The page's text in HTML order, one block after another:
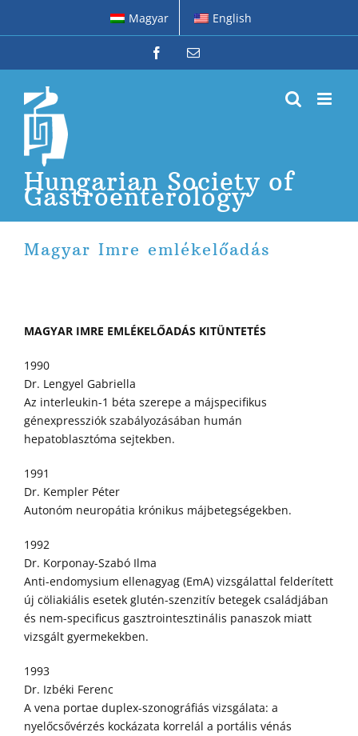
Magyar English
FacebookEmail
Hungarian Society of
Gastroenterology
Magyar Imre emlékelőadás
MAGYAR IMRE EMLÉKELŐADÁS KITÜNTETÉS
1990
Dr. Lengyel Gabriella
Az interleukin-1 béta szerepe a májspecifikus
génexpressziók szabályozásában humán
hepatoblasztóma sejtekben.
1991
Dr. Kempler Péter
Autonóm neuropátia krónikus májbetegségekben.
1992
Dr. Korponay-Szabó Ilma
Anti-endomysium ellenagyag (EmA) vizsgálattal felderített
új cöliakiális esetek glutén-szenzitív betegek családjában
és nem-specificus gasztrointesztinális panaszok miatt
vizsgált gyermekekben.
1993
Dr. Izbéki Ferenc
A vena portae duplex-szonográfiás vizsgálata: a
nyelőcsővérzés kockázata korrelál a portális vénás